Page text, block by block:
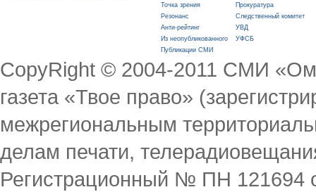
Точка зрения
Прокуратура
Резонанс
Следственный комитет
Анти-рейтинг
УВД
Из неопубликованного
УФСБ
Публикации СМИ
CopyRight © 2004-2011 СМИ
газета «Твое право»
межрегиональным
делам печати,
Регистрационный № ПН 121694